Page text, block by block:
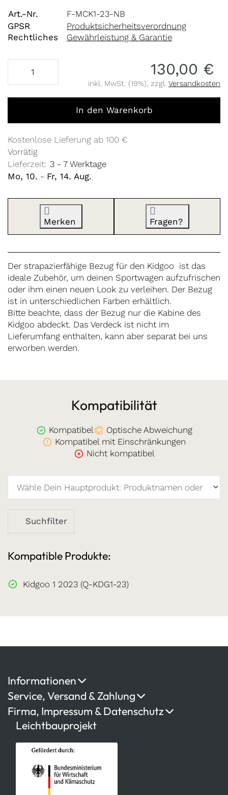
Art.-Nr.
F-MCK1-23-NB
GPSR
Produktsicherheitsverordnung
Rechtliches
Gewährleistung & Garantie
130,00 €
inkl. MwSt. (19%), zzgl. Versandkosten
In den Warenkorb
Kostenlose Lieferung ab 100 €
Vorrätig
Lieferzeit: 3 - 7 Werktage
Mo, 10. - Fr, 14. Aug.
Merken Fragen?
Der strapazierfähige Bezug für den Kidgoo ist das
ideale Zubehör, um deinen Sportwagen aufzufrischen
oder ihm einen neuen Look zu verleihen. Der Bezug
ist in unterschiedlichen Farben erhältlich.
Bitte beachte, dass der Bezug nur die Kabine des
Kidgoo abdeckt. Das Verdeck ist nicht im
Lieferumfang enthalten, kann aber separat bei uns
erworben werden.
Kompatibilität
Kompatibel
Optische Abweichung
Kompatibel mit Einschränkungen
Nicht kompatibel
Suchfilter
Kompatible Produkte:
Kidgoo 1 2023 (Q-KDG1-23)
Informationen
Service, Versand & Zahlung
Firma, Impressum & Datenschutz
Leichtbauprojekt